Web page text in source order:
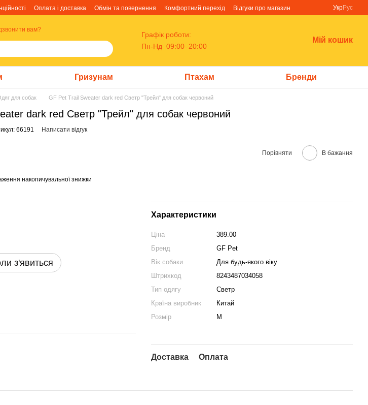
Оплата і доставка Обмін та повернення Комфортний перехід
Відгуки про магазин
УкрРус
вам?
Графік роботи:
Пн-Нд 09:00–20:00
Мій кошик
Гризунам Птахам Бренди
для собак GF Pet Trail Sweater dark red Светр "Трейл" для собак червоний
dark red Светр "Трейл" для собак червоний
66191 Написати відгук
Порівняти В бажання
накопичувальної знижки
з'явиться
Характеристики
Ціна
389.00
Бренд
GF Pet
Вік собаки
Для будь-якого віку
Штрихкод
8243487034058
Тип одягу
Светр
Країна виробник
Китай
Розмір
M
Доставка Оплата